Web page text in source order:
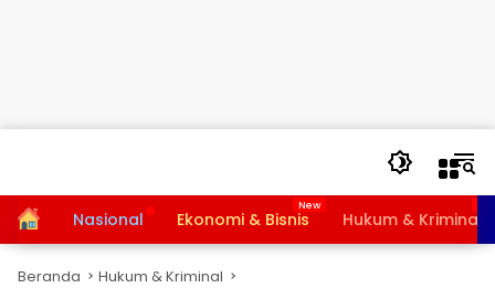
HomeNasional Ekonomi & Bisnis Hukum & Kriminal
Beranda Hukum & Kriminal